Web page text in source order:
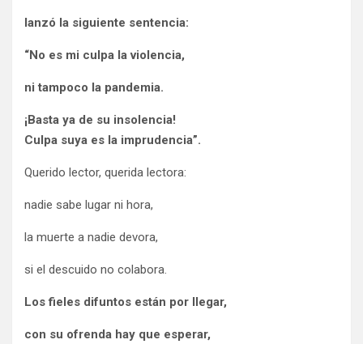
lanzó la siguiente sentencia:
“No es mi culpa la violencia,
ni tampoco la pandemia.
¡Basta ya de su insolencia!
Culpa suya es la imprudencia”.
Querido lector, querida lectora:
nadie sabe lugar ni hora,
la muerte a nadie devora,
si el descuido no colabora.
Los fieles difuntos están por llegar,
con su ofrenda hay que esperar,